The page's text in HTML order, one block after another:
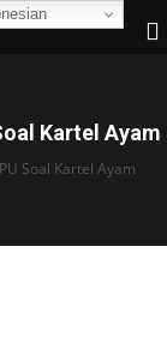
Kartel Ayam
Soal Kartel Ayam